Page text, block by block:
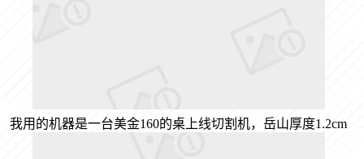
我用的机器是一台美金160的桌上线切割机，岳山厚度1.2cm